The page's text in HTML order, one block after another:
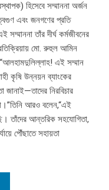
হিসেবে সম্মাননা অর্জন
এবং জনগণের প্রতি
তাঁর দীর্ঘ কর্মজীবনের
মো. রুহুল আমিন
এই সম্মান
কৃষি উন্নয়ন ব্যাংকের
নিরবিচার
আরও বলেন,“এই
তাঁদের আন্তরিক সহযোগিতা,
পৌঁছাতে সহায়তা